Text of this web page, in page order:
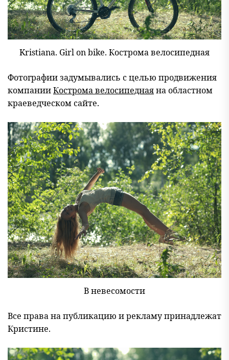
Kristiana. Girl on bike. Кострома велосипедная
Фотографии задумывались с целью продвижения
компанииКострома велосипеднаяна областном
краеведческом сайте.
В невесомости
Все права на публикацию и рекламу принадлежат
Кристине.